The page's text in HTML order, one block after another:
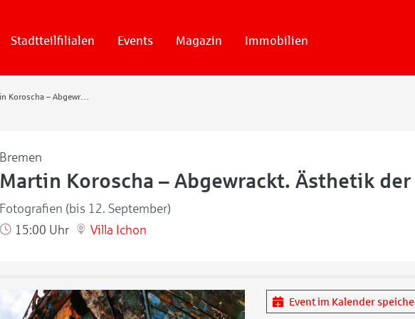
Stadtteilfilialen Events Magazin Immobilien
Martin Koroscha – Abgewrackt. Ästhetik der Vergänglichkeit
Bremen
Martin Koroscha – Abgewrackt. Ästhetik
Fotografien (bis 12. September)
15:00 Uhr
Villa Ichon
Event im Kalender